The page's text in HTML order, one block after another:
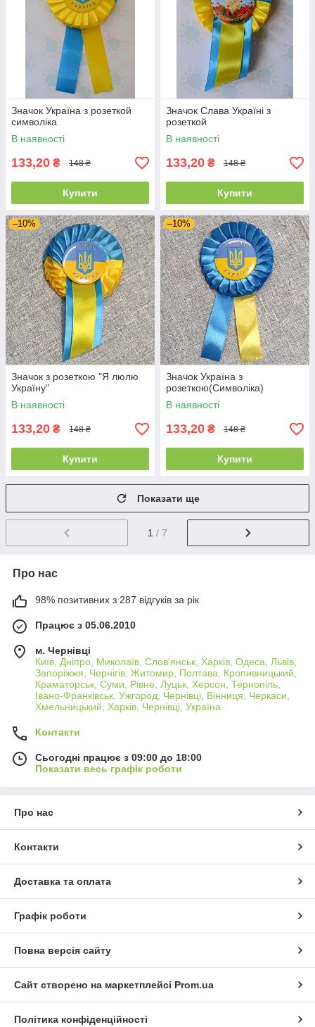
Значок Україна з розеткой
символіка
В наявності
133,20 ₴ 148 ₴
Купити
Значок Слава Україні з
розеткой
В наявності
133,20 ₴ 148 ₴
Купити
–10%
Значок з розеткою "Я люлю
Україну"
В наявності
133,20 ₴ 148 ₴
Купити
–10%
Значок Україна з
розеткою(Символіка)
В наявності
133,20 ₴ 148 ₴
Купити
Показати ще
1 / 7
Про нас
98% позитивних з 287 відгуків за рік
Працює з 05.06.2010
м. Чернівці
Київ, Дніпро, Миколаїв, Слов'янськ, Харків, Одеса, Львів,
Запоріжжя, Чернігів, Житомир, Полтава, Кропивницький,
Краматорськ, Суми, Рівне, Луцьк, Херсон, Тернопіль,
Івано-Франківськ, Ужгород, Чернівці, Вінниця, Черкаси,
Хмельницький, Харків, Чернівці, Україна
Контакти
Сьогодні працює з 09:00 до 18:00
Показати весь графік роботи
Про нас
Контакти
Доставка та оплата
Графік роботи
Повна версія сайту
Сайт створено на маркетплейсі Prom.ua
Політика конфіденційності